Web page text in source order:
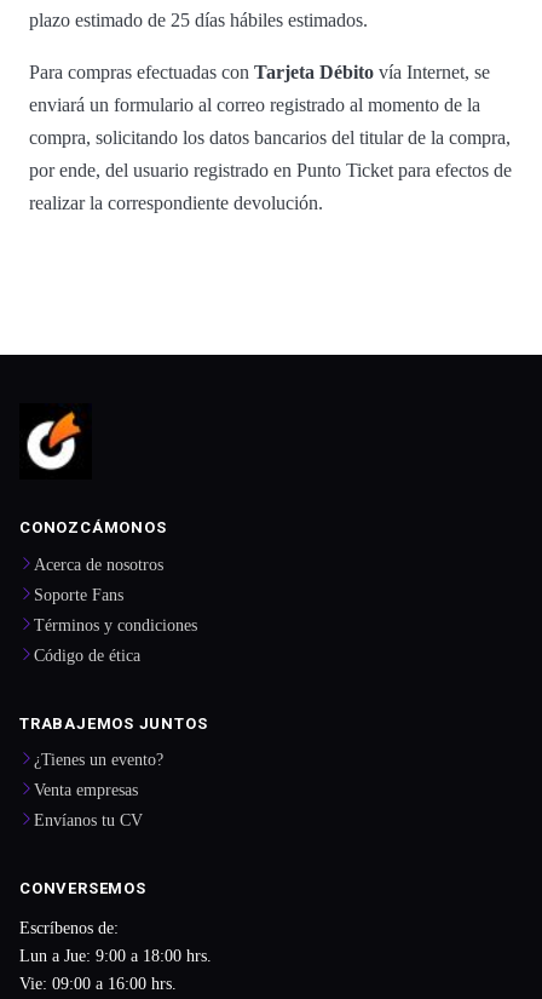
plazo estimado de 25 días hábiles estimados.
Para compras efectuadas con Tarjeta Débito vía Internet, se
enviará un formulario al correo registrado al momento de la
compra, solicitando los datos bancarios del titular de la compra,
por ende, del usuario registrado en Punto Ticket para efectos de
realizar la correspondiente devolución.
CONOZCÁMONOS
Acerca de nosotros
Soporte Fans
Términos y condiciones
Código de ética
TRABAJEMOS JUNTOS
¿Tienes un evento?
Venta empresas
Envíanos tu CV
CONVERSEMOS
Escríbenos de:
Lun a Jue: 9:00 a 18:00 hrs.
Vie: 09:00 a 16:00 hrs.